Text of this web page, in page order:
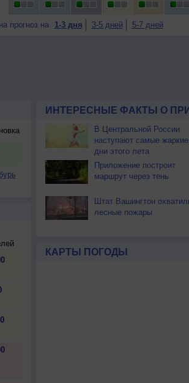
прогноз на 1-3 дня 3-5 дней 5-7 дней
ИНТЕРЕСНЫЕ ФАКТЫ О
В Центральной России
наступают самые жаркие
дни этого лета
Приложение построит
маршрут через тень
Штат Вашингтон
лесные пожары
КАРТЫ ПОГОДЫ